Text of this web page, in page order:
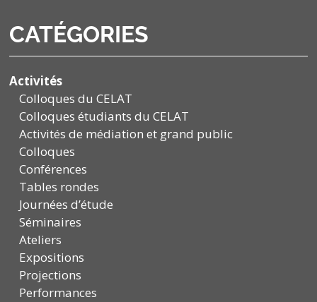
CATÉGORIES
Activités
Colloques du CELAT
Colloques étudiants du CELAT
Activités de médiation et grand public
Colloques
Conférences
Tables rondes
Journées d’étude
Séminaires
Ateliers
Expositions
Projections
Performances